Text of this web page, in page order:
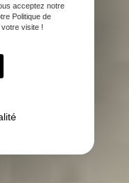
acceptez notre
Politique de
votre visite !